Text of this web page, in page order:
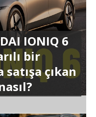
IONIQ 6
bir
çıkan